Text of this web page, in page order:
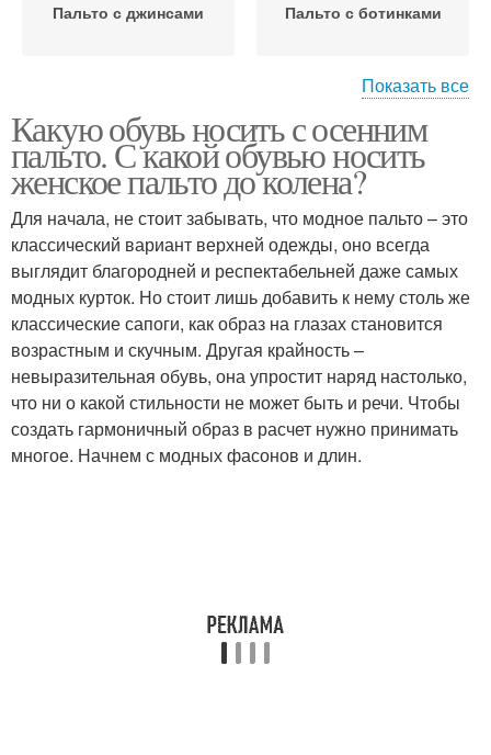
Пальто с джинсами Пальто с ботинками
Обувь под длинное
пальто
Обувь к пальто
Показать все
Какую обувь носить с осенним
пальто. С какой обувью носить
женское пальто до колена?
Для начала, не стоит забывать, что модное пальто – это
классический вариант верхней одежды, оно всегда
выглядит благородней и респектабельней даже самых
модных курток. Но стоит лишь добавить к нему столь же
классические сапоги, как образ на глазах становится
возрастным и скучным. Другая крайность –
невыразительная обувь, она упростит наряд настолько,
что ни о какой стильности не может быть и речи. Чтобы
создать гармоничный образ в расчет нужно принимать
многое. Начнем с модных фасонов и длин.